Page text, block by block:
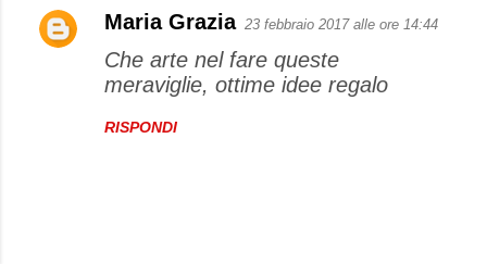
Maria Grazia 23 febbraio 2017 alle ore 14:44
Che arte nel fare queste
meraviglie, ottime idee regalo
RISPONDI